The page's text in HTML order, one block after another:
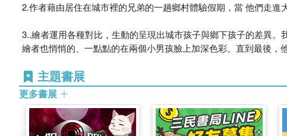
2.作者藉由居住在城市裡的兄弟的一趟鄉村體驗假期，當 他們走
3..繪者運用各種對比，生動的呈現出城市孩子與鄉下孩子的差異
繪者也悄悄的、一點點的在兩個小男孩臉上加深色彩。直到最後，
主題書展
更多書展